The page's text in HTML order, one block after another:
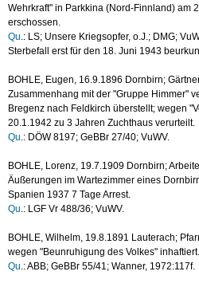
Wehrkraft" in Parkkina (Nord-Finnland) am
erschossen.
Qu .: LS; Unsere Kriegsopfer, o.J.; DMG;
Sterbefall erst für den 18. Juni 1943
BOHLE, Eugen, 16.9.1896 Dornbirn;
Zusammenhang mit der "Gruppe Himmer"
Bregenz nach Feldkirch überstellt; wegen
20.1.1942 zu 3 Jahren Zuchthaus verurteilt.
Qu .: DÖW 8197; GeBBr 27/40; VuWV.
BOHLE, Lorenz, 19.7.1909 Dornbirn;
Äußerungen im Wartezimmer eines
Spanien 1937 7 Tage Arrest.
Qu .: LGF Vr 488/36; VuWV.
BOHLE, Wilhelm, 19.8.1891 Lauterach;
wegen "Beunruhigung des Volkes" inhaftiert.
Qu .: ABB; GeBBr 55/41; Wanner, 1972:117f.